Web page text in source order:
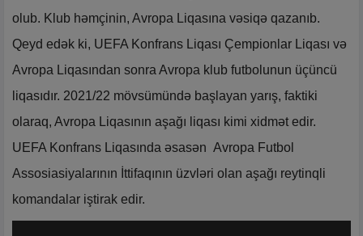
olub. Klub həmçinin, Avropa Liqasına vəsiqə qazanıb.
Qeyd edək ki, UEFA Konfrans Liqası Çempionlar Liqası və
Avropa Liqasından sonra Avropa klub futbolunun üçüncü
liqasıdır. 2021/22 mövsümündə başlayan yarış, faktiki
olaraq, Avropa Liqasının aşağı liqası kimi xidmət edir.
UEFA Konfrans Liqasında əsasən Avropa Futbol
Assosiasiyalarının İttifaqının üzvləri olan aşağı reytinqli
komandalar iştirak edir.